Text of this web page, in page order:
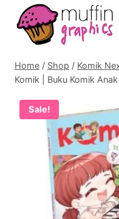
Home / Shop / Komik
Komik | Buku Komik
Sale!